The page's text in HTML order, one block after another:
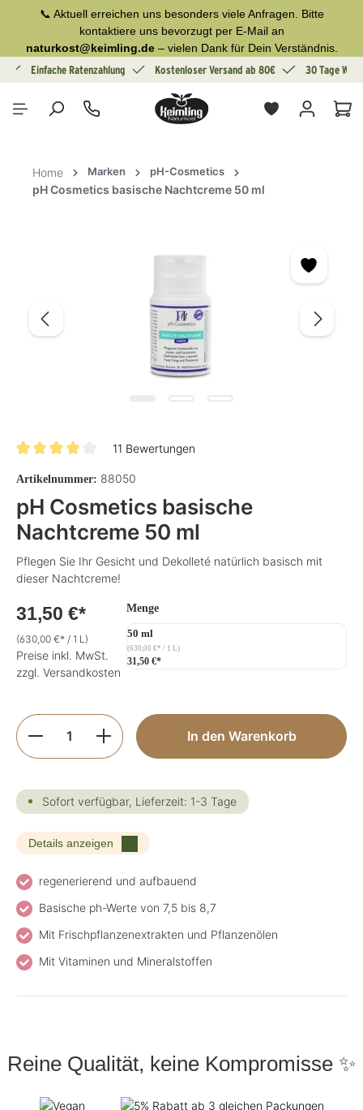
springen
📞 Aktuell erreichen uns besonders viele Anfragen. Bitte
kontaktiere uns bevorzugt per E-Mail an
naturkost@keimling.de– vielen Dank für Dein Verständnis.
Einfache Ratenzahlung Kostenloser Versand ab 80€ 30 Tage
Home Marken pH-Cosmetics
pH Cosmetics basische Nachtcreme 50 ml
11 Bewertungen
Artikelnummer: 88050
pH Cosmetics basische
Nachtcreme 50 ml
Pflegen Sie Ihr Gesicht und Dekolleté natürlich basisch mit
dieser Nachtcreme!
31,50 €*
(630,00 €* / 1 L)
Preise inkl. MwSt.
zzgl. Versandkosten
Mengeauswählen
50 ml
(630,00 €* / 1 L)
31,50 €*
Produkt Anzahl: Gib den gewünschten
In den Warenkorb
Sofort verfügbar, Lieferzeit: 1-3 Tage
Details anzeigen
regenerierend und aufbauend
Basische ph-Werte von 7,5 bis 8,7
Mit Frischpflanzenextrakten und Pflanzenölen
Mit Vitaminen und Mineralstoffen
Reine Qualität, keine Kompromisse ✨